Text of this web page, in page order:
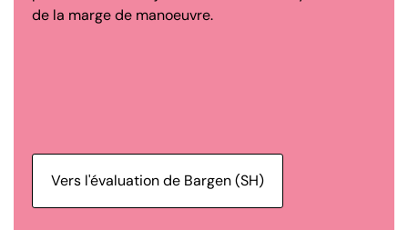
de la marge de manoeuvre.
Vers l'évaluation de Bargen (SH)